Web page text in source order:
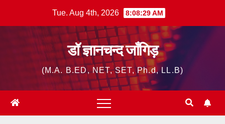
Tue. Aug 4th, 2026 8:08:31 AM
डॉ ज्ञानचन्द जाँगिड़
(M.A. B.ED, NET, SET, Ph.d, LL.B)